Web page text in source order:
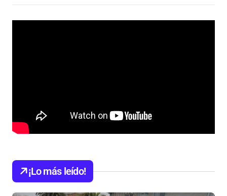
¡Lo más leído!